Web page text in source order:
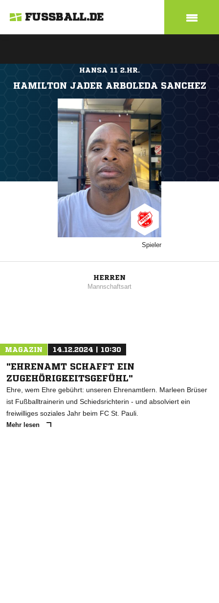
FUSSBALL.DE
HANSA 11 2.HR.
HAMILTON JADER ARBOLEDA SANCHEZ
Spieler
HERREN
Mannschaftsart
MAGAZIN 14.12.2024 | 10:30
"EHRENAMT SCHAFFT EIN
ZUGEHÖRIGKEITSGEFÜHL"
Ehre, wem Ehre gebührt: unseren Ehrenamtlern. Marleen Brüser
ist Fußballtrainerin und Schiedsrichterin - und absolviert ein
freiwilliges soziales Jahr beim FC St. Pauli.
Mehr lesen